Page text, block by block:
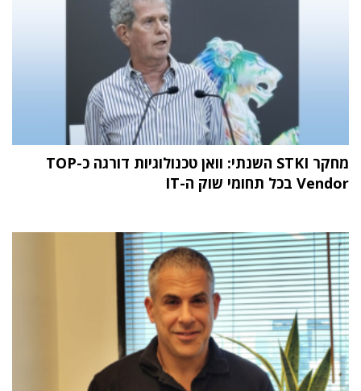
מחקר STKI השנתי: וואן טכנולוגיות דורגה כ-TOP
Vendor בכל תחומי שוק ה-IT